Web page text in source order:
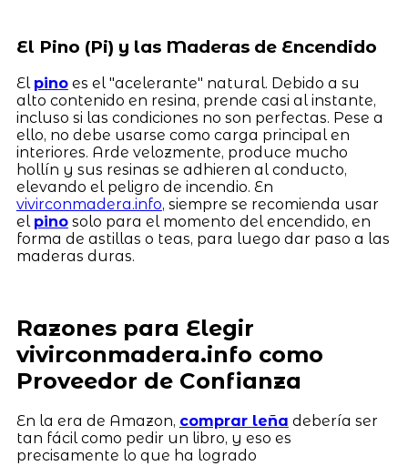
El Pino (Pi) y las Maderas de Encendido
El pinoes el "acelerante" natural. Debido a su
alto contenido en resina, prende casi al instante,
incluso si las condiciones no son perfectas. Pese a
ello, no debe usarse como carga principal en
interiores. Arde velozmente, produce mucho
hollín y sus resinas se adhieren al conducto,
elevando el peligro de incendio. En
vivirconmadera.info, siempre se recomienda usar
el pinosolo para el momento del encendido, en
forma de astillas o teas, para luego dar paso a las
maderas duras.
Razones para Elegir
vivirconmadera.info como
Proveedor de Confianza
En la era de Amazon, comprar leña debería ser
tan fácil como pedir un libro, y eso es
precisamente lo que ha logrado